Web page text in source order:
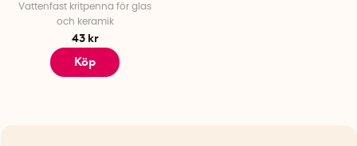
Vattenfast kritpenna för glas
och keramik
43 kr
Köp